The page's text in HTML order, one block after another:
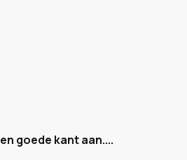
goede kant aan....